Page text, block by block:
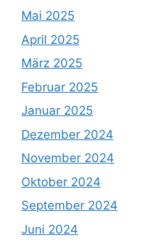
Mai 2025
April 2025
März 2025
Februar 2025
Januar 2025
Dezember 2024
November 2024
Oktober 2024
September 2024
Juni 2024